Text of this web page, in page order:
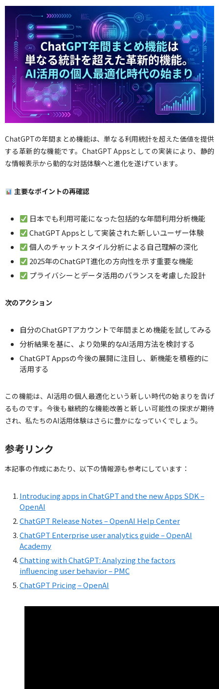
ChatGPTの年間まとめ機能は、単なる利用統計を超えた価値を提供
する革新的な機能です。ChatGPT Appsとしての実装により、静的
な情報表示から動的な対話体験へと進化を遂げています。
主要なポイントの再確認
日本でも利用可能になった包括的な年間利用分析機能
ChatGPT Appsとして実装された新しいユーザー体験
個人のチャットスタイル分析による自己理解の深化
2025年のChatGPT進化の方向性を示す重要な機能
プライバシーとデータ活用のバランスを考慮した設計
次のアクション
自分のChatGPTアカウントで年間まとめ機能を試してみる
分析結果を基に、より効果的なAI活用方法を検討する
ChatGPT Appsの今後の展開に注目し、新機能を積極的に
活用する
この機能は、AI活用の個人最適化という新しい時代の始まりを告げ
るものです。今後も継続的な機能改善と新しい可能性の探求が期待
され、私たちのAI活用体験はさらに豊かになっていくでしょう。
参考リンク
本記事の作成にあたり、以下の情報源も参考にしています：
Introducing apps in ChatGPT and the new Apps SDK –
OpenAI
ChatGPT Release Notes – OpenAI Help Center
ChatGPT Enterprise user analytics guide – OpenAI
Academy
Chatting with ChatGPT: Analyzing the factors
influencing user behavior – PMC
ChatGPT Pricing – OpenAI